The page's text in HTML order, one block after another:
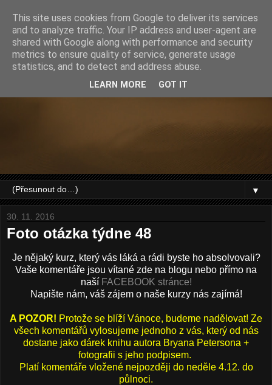
▼
30. 11. 2016
Foto otázka týdne 48
Je nějaký kurz, který vás láká a rádi byste ho absolvovali?
Vaše komentáře jsou vítané zde na blogu nebo přímo na
naší FACEBOOK stránce!
Napište nám, váš zájem o naše kurzy nás zajímá!
A POZOR! Protože se blíží Vánoce, budeme nadělovat! Ze
všech komentářů vylosujeme jednoho z vás, který od nás
dostane jako dárek knihu autora Bryana Petersona +
fotografii s jeho podpisem.
Platí komentáře vložené nejpozději do neděle 4.12. do
půlnoci.
This site uses cookies from Google to deliver its services
and to analyze traffic. Your IP address and user-agent are
shared with Google along with performance and security
metrics to ensure quality of service, generate usage
statistics, and to detect and address abuse.
LEARN MORE GOT IT